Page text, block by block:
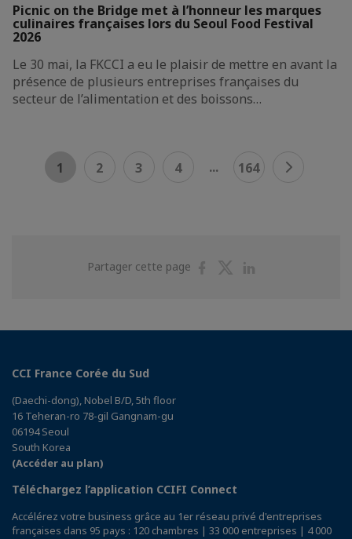
Picnic on the Bridge met à l’honneur les marques
culinaires françaises lors du Seoul Food Festival
2026
Le 30 mai, la FKCCI a eu le plaisir de mettre en avant la
présence de plusieurs entreprises françaises du
secteur de l’alimentation et des boissons…
1 2 3 4 ... 164
Partager cette page
PartagerPartager
CCI France Corée du Sud
(Daechi-dong), Nobel B/D, 5th floor
16 Teheran-ro 78-gil Gangnam-gu
06194 Seoul
South Korea
(Accéder au plan)
Téléchargez l’application CCIFI Connect
Accélérez votre business grâce au 1er réseau privé d'entreprises
françaises dans 95 pays : 120 chambres | 33 000 entreprises | 4 000